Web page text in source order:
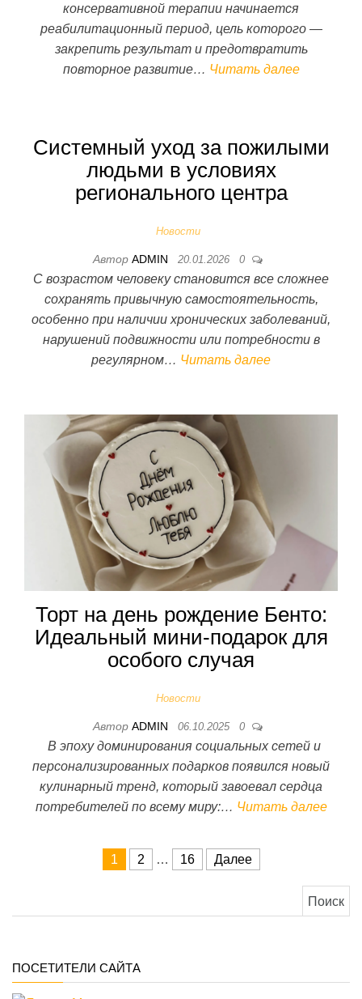
консервативной терапии начинается
реабилитационный период, цель которого —
закрепить результат и предотвратить
повторное развитие… Читать далее
Системный уход за пожилыми
людьми в условиях
регионального центра
Новости
Автор ADMIN 20.01.2026 0
С возрастом человеку становится все сложнее
сохранять привычную самостоятельность,
особенно при наличии хронических заболеваний,
нарушений подвижности или потребности в
регулярном… Читать далее
Торт на день рождение Бенто:
Идеальный мини-подарок для
особого случая
Новости
Автор ADMIN 06.10.2025 0
В эпоху доминирования социальных сетей и
персонализированных подарков появился новый
кулинарный тренд, который завоевал сердца
потребителей по всему миру:… Читать далее
Пагинация записей
1 2 … 16 Далее
ПОСЕТИТЕЛИ САЙТА